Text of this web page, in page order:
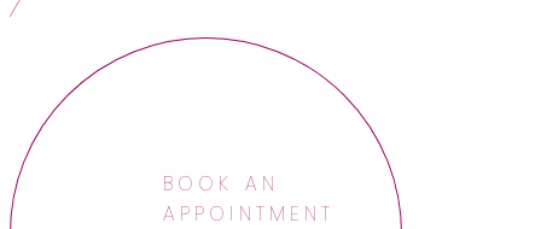
BOOK AN
APPOINTMENT